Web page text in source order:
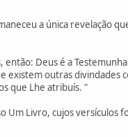
a única revelação
Deus é a
existem outras divindades
que Lhe atribuís. "
Um Livro, cujos versículos